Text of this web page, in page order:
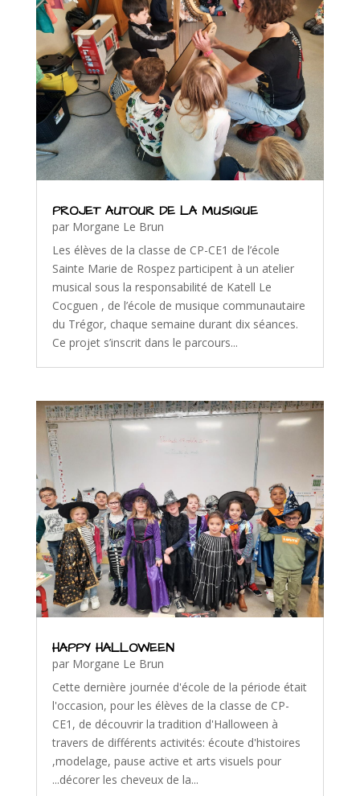
PROJET AUTOUR DE LA MUSIQUE
par Morgane Le Brun
Les élèves de la classe de CP-CE1 de l’école
Sainte Marie de Rospez participent à un atelier
musical sous la responsabilité de Katell Le
Cocguen , de l’école de musique communautaire
du Trégor, chaque semaine durant dix séances.
Ce projet s’inscrit dans le parcours...
HAPPY HALLOWEEN
par Morgane Le Brun
Cette dernière journée d'école de la période était
l'occasion, pour les élèves de la classe de CP-
CE1, de découvrir la tradition d'Halloween à
travers de différents activités: écoute d'histoires
,modelage, pause active et arts visuels pour
...décorer les cheveux de la...